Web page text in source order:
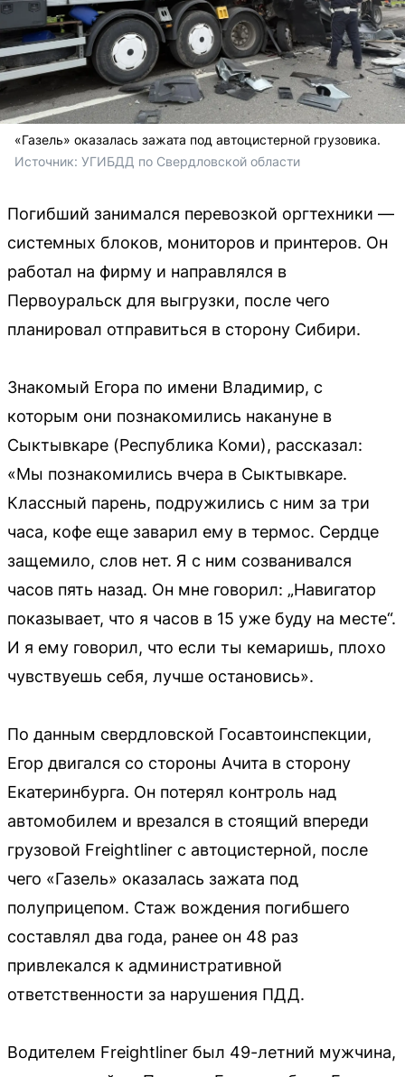
«Газель» оказалась зажата под автоцистерной грузовика.
Источник: УГИБДД по Свердловской области
Погибший занимался перевозкой оргтехники —
системных блоков, мониторов и принтеров. Он
работал на фирму и направлялся в
Первоуральск для выгрузки, после чего
планировал отправиться в сторону Сибири.
Знакомый Егора по имени Владимир, с
которым они познакомились накануне в
Сыктывкаре (Республика Коми), рассказал:
«Мы познакомились вчера в Сыктывкаре.
Классный парень, подружились с ним за три
часа, кофе еще заварил ему в термос. Сердце
защемило, слов нет. Я с ним созванивался
часов пять назад. Он мне говорил: „Навигатор
показывает, что я часов в 15 уже буду на месте“.
И я ему говорил, что если ты кемаришь, плохо
чувствуешь себя, лучше остановись».
По данным свердловской Госавтоинспекции,
Егор двигался со стороны Ачита в сторону
Екатеринбурга. Он потерял контроль над
автомобилем и врезался в стоящий впереди
грузовой Freightliner с автоцистерной, после
чего «Газель» оказалась зажата под
полуприцепом. Стаж вождения погибшего
составлял два года, ранее он 48 раз
привлекался к административной
ответственности за нарушения ПДД.
Водителем Freightliner был 49-летний мужчина,